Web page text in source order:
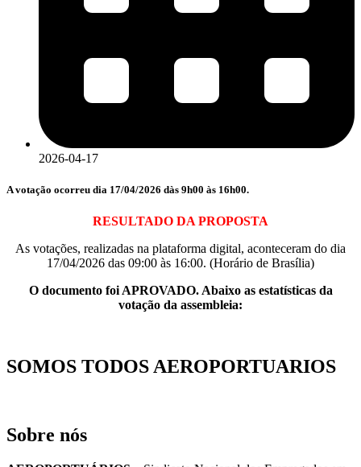
2026-04-17
A votação ocorreu dia 17/04/2026 dàs 9h00 às 16h00.
RESULTADO DA PROPOSTA
As votações, realizadas na plataforma digital, aconteceram do dia
17/04/2026 das 09:00 às 16:00. (Horário de Brasília)
O documento foi APROVADO. Abaixo as estatísticas da
votação da assembleia:
SOMOS TODOS AEROPORTUARIOS
Sobre nós